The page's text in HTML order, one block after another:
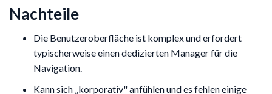
Nachteile
Die Benutzeroberfläche ist komplex und erfordert
typischerweise einen dedizierten Manager für die
Navigation.
Kann sich „korporativ" anfühlen und es fehlen einige